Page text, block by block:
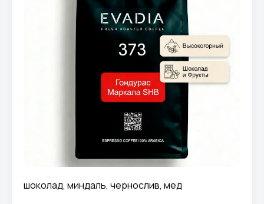
шоколад, миндаль, чернослив, мед